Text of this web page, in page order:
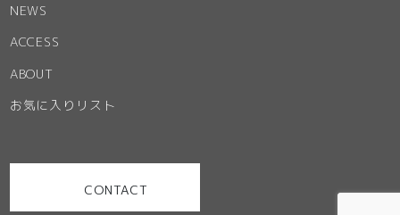
NEWS
ACCESS
ABOUT
お気に入りリスト
CONTACT